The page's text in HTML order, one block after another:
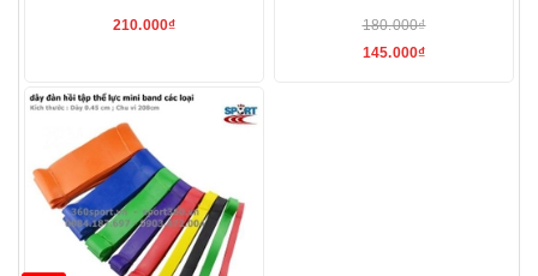
210.000₫
180.000₫
145.000₫